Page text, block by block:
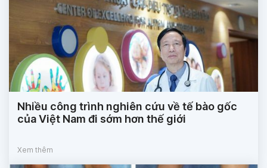
Nhiều công trình nghiên cứu về tế bào gốc
của Việt Nam đi sớm hơn thế giới
Xem thêm